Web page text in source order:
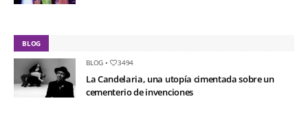
BLOG
BLOG • 3494
La Candelaria, una utopía cimentada sobre un
cementerio de invenciones